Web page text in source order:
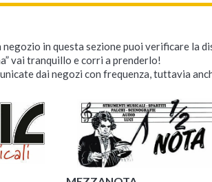
in questa sezione puoi verificare la
vai tranquillo e corri a prenderlo!
dai negozi con frequenza, tuttavia